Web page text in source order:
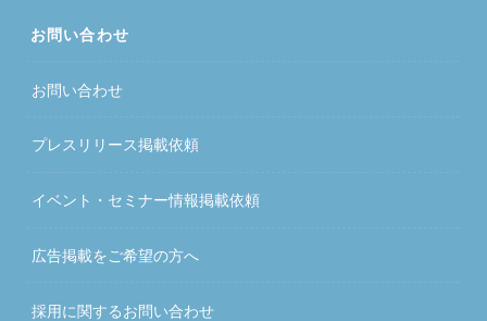
お問い合わせ
お問い合わせ
プレスリリース掲載依頼
イベント・セミナー情報掲載依頼
広告掲載をご希望の方へ
採用に関するお問い合わせ